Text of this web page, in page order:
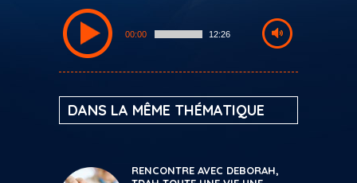
00:00 12:26
DANS LA MÊME THÉMATIQUE
RENCONTRE AVEC DEBORAH,